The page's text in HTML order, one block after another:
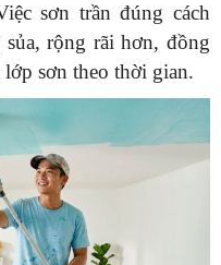
sơn trần đúng cách
rộng rãi hơn, đồng
sơn theo thời gian.